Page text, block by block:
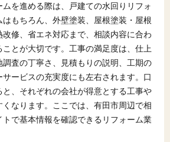
を進める際は、戸建ての水回りリフォ
もちろん、外壁塗装、屋根塗装・屋根
修、省エネ対応まで、相談内容に合わ
とが大切です。工事の満足度は、仕上
査の丁寧さ、見積もりの説明、工期の
ービスの充実度にも左右されます。口
と、それぞれの会社が得意とする工事や
なります。ここでは、有田市周辺で相
で基本情報を確認できるリフォーム業